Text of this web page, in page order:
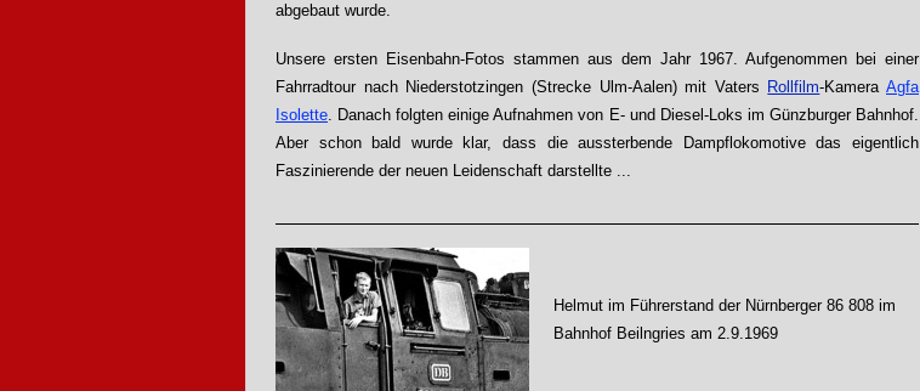
abgebaut wurde.
Unsere ersten Eisenbahn-Fotos stammen aus dem Jahr 1967. Aufgenommen bei einer
Fahrradtour nach Niederstotzingen (Strecke Ulm-Aalen) mit Vaters Rollfilm-Kamera Agfa
Isolette. Danach folgten einige Aufnahmen von E- und Diesel-Loks im Günzburger Bahnhof.
Aber schon bald wurde klar, dass die aussterbende Dampflokomotive das eigentlich
Faszinierende der neuen Leidenschaft darstellte ...
Helmut im Führerstand der Nürnberger 86 808 im
Bahnhof Beilngries am 2.9.1969